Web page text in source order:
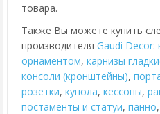
товара.
Также Вы можете купить
производителя Gaudi Decor:
орнаментом, карнизы
консоли (кронштейны),
розетки, купола, кессоны,
постаменты и статуи, панно,